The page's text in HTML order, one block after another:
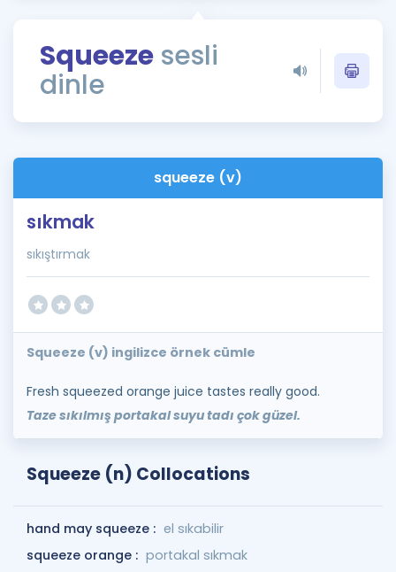
Rehberlik Aracı
ÖSYM Sınav Takvimi
İngilizce Gramer
Squeeze sesli
dinle
squeeze (v)
sıkmak
sıkıştırmak
Squeeze (v) ingilizce örnek cümle
Fresh squeezed orange juice tastes really good.
Taze sıkılmış portakal suyu tadı çok güzel.
Squeeze (n) Collocations
hand may squeeze : el sıkabilir
squeeze orange : portakal sıkmak